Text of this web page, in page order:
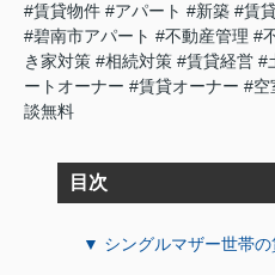
#賃貸物件 #アパート #新築 #賃
#碧南市アパート #不動産管理 #
き家対策 #相続対策 #賃貸経営 #
ートオーナー #賃貸オーナー #空
談無料
目次
▼ シングルマザー世帯の